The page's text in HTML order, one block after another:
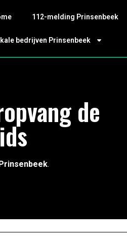
112-melding Prinsenbeek
bedrijven Prinsenbeek
de
.